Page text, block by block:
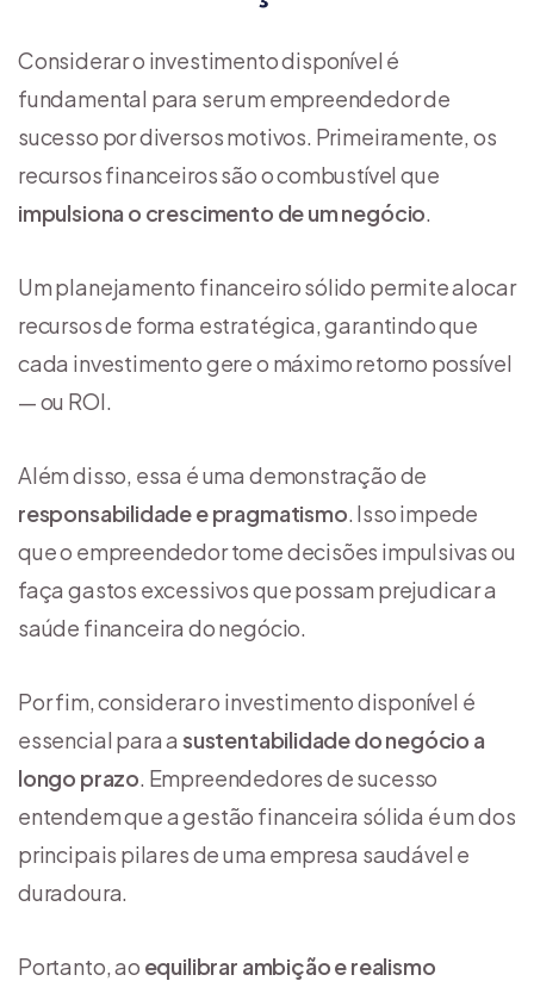
Considerar o investimento disponível é
fundamental para ser um empreendedor de
sucesso por diversos motivos. Primeiramente, os
recursos financeiros são o combustível que
impulsiona o crescimento de um negócio.
Um planejamento financeiro sólido permite alocar
recursos de forma estratégica, garantindo que
cada investimento gere o máximo retorno possível
— ou ROI.
Além disso, essa é uma demonstração de
responsabilidade e pragmatismo. Isso impede
que o empreendedor tome decisões impulsivas ou
faça gastos excessivos que possam prejudicar a
saúde financeira do negócio.
Por fim, considerar o investimento disponível é
essencial para a sustentabilidade do negócio a
longo prazo. Empreendedores de sucesso
entendem que a gestão financeira sólida é um dos
principais pilares de uma empresa saudável e
duradoura.
Portanto, ao equilibrar ambição e realismo